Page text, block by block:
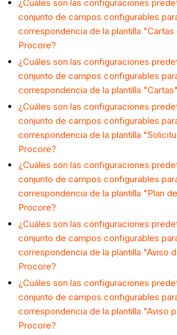
¿Cuáles son las configuraciones
conjunto de campos configurables
correspondencia de la plantilla
Procore?
¿Cuáles son las configuraciones
conjunto de campos configurables
correspondencia de la plantilla
¿Cuáles son las configuraciones
conjunto de campos configurables
correspondencia de la plantilla
Procore?
¿Cuáles son las configuraciones
conjunto de campos configurables
correspondencia de la plantilla "Plan
Procore?
¿Cuáles son las configuraciones
conjunto de campos configurables
correspondencia de la plantilla "Aviso
Procore?
¿Cuáles son las configuraciones
conjunto de campos configurables
correspondencia de la plantilla "Aviso
Procore?